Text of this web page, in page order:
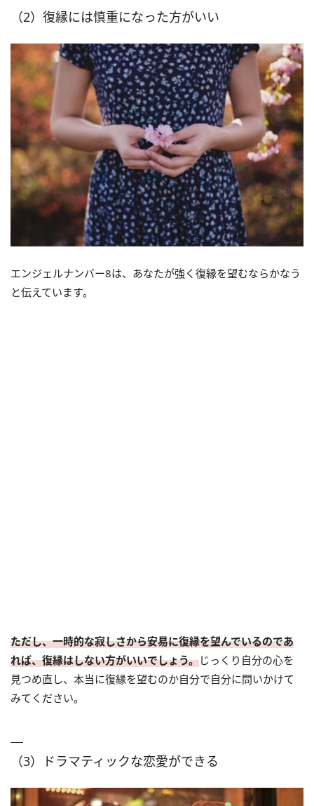
（2）復縁には慎重になった方がいい
エンジェルナンバー8は、あなたが強く復縁を望むならかなう
と伝えています。
ただし、一時的な寂しさから安易に復縁を望んでいるのであ
れば、復縁はしない方がいいでしょう。じっくり自分の心を
見つめ直し、本当に復縁を望むのか自分で自分に問いかけて
みてください。
（3）ドラマティックな恋愛ができる